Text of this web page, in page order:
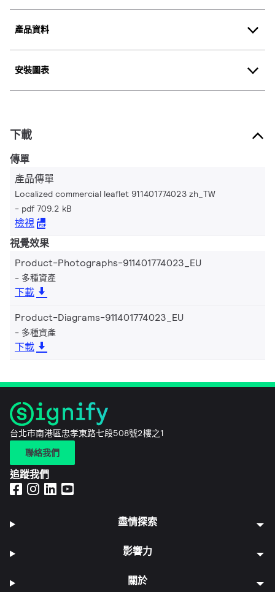
產品資料
安裝圖表
下載
傳單
產品傳單
Localized commercial leaflet 911401774023 zh_TW
pdf 709.2 kB
檢視
視覺效果
Product-Photographs-911401774023_EU
多種資產
下載
Product-Diagrams-911401774023_EU
多種資產
下載
台北市南港區忠孝東路七段508號2樓之1
聯絡我們
追蹤我們
盡情探索
影響力
關於